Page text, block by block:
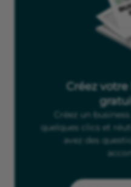
Créez
Créez un
quelques clics et
avez des